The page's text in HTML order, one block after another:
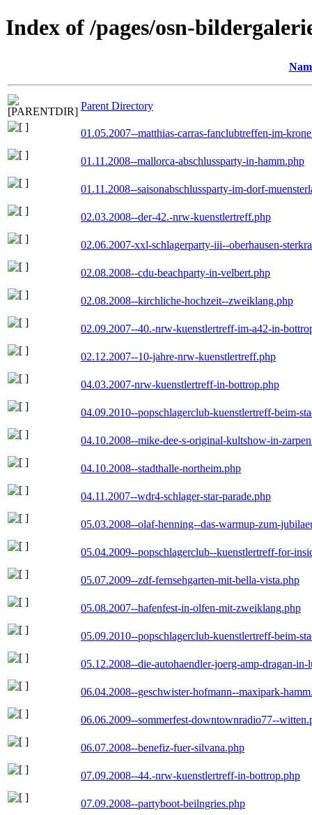
Index of /pages/osn-
Parent Directory
01.05.2007--matthias-carras-fanclubtreffen-im-
01.11.2008--mallorca-abschlussparty-in-hamm.php
01.11.2008--saisonabschlussparty-im-dorf-
02.03.2008--der-42.-nrw-kuenstlertreff.php
02.06.2007-xxl-schlagerparty-iii--oberhausen-
02.08.2008--cdu-beachparty-in-velbert.php
02.08.2008--kirchliche-hochzeit--zweiklang.php
02.09.2007--40.-nrw-kuenstlertreff-im-a42-in-
02.12.2007--10-jahre-nrw-kuenstlertreff.php
04.03.2007-nrw-kuenstlertreff-in-bottrop.php
04.09.2010--popschlagerclub-kuenstlertreff-beim-
04.10.2008--mike-dee-s-original-kultshow-in-
04.10.2008--stadthalle-northeim.php
04.11.2007--wdr4-schlager-star-parade.php
05.03.2008--olaf-henning--das-warmup-zum-
05.04.2009--popschlagerclub--kuenstlertreff-for-
05.07.2009--zdf-fernsehgarten-mit-bella-vista.php
05.08.2007--hafenfest-in-olfen-mit-zweiklang.php
05.09.2010--popschlagerclub-kuenstlertreff-beim-
05.12.2008--die-autohaendler-joerg-amp-dragan-in-
06.04.2008--geschwister-hofmann--maxipark-
06.06.2009--sommerfest-downtownradio77--
06.07.2008--benefiz-fuer-silvana.php
07.09.2008--44.-nrw-kuenstlertreff-in-bottrop.php
07.09.2008--partyboot-beilngries.php